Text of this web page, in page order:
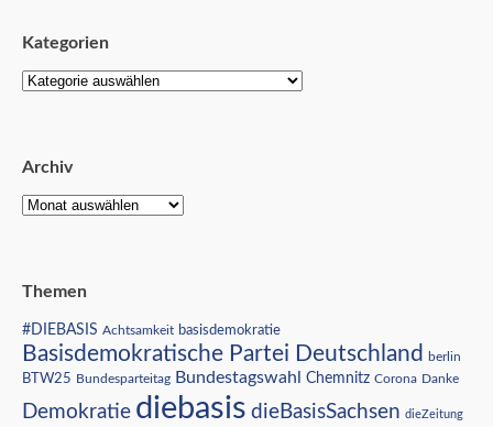
Kategorien
Archiv
Themen
#DIEBASIS Achtsamkeit basisdemokratie
Basisdemokratische Partei Deutschland berlin
BTW25 Bundesparteitag Bundestagswahl Chemnitz Corona Danke
Demokratie diebasis dieBasisSachsen dieZeitung